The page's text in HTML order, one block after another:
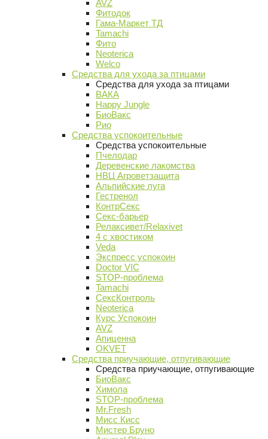
AVZ
Фитодок
Гама-Маркет ТД
Tamachi
Фито
Neoterica
Welco
Средства для ухода за птицами
Средства для ухода за птицами
ВАКА
Happy Jungle
БиоВакс
Рио
Средства успокоительные
Средства успокоительные
Пчелодар
Деревенские лакомства
НВЦ Агроветзащита
Альпийские луга
Гестренол
КонтрСекс
Секс-барьер
Релаксивет/Relaxivet
4 с хвостиком
Veda
Экспресс успокоин
Doctor VIC
STOP-проблема
Tamachi
СексКонтроль
Neoterica
Курс Успокоин
AVZ
Апиценна
OKVET
Средства приучающие, отпугивающие
Средства приучающие, отпугивающие
БиоВакс
Химола
STOP-проблема
Mr.Fresh
Мисс Кисс
Мистер Бруно